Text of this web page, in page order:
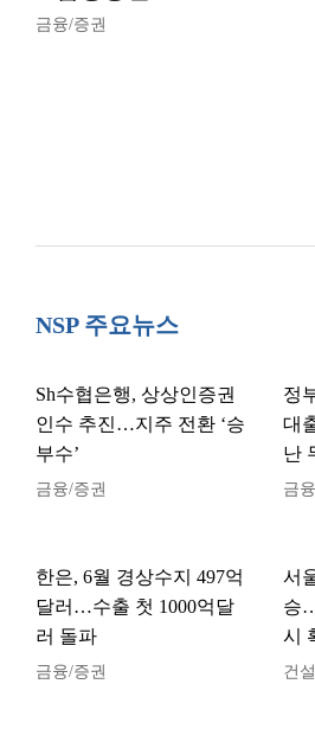
금융/증권
NSP 주요뉴스
Sh수협은행, 상상인증권
인수 추진…지주 전환 ‘승
부수’
금융/증권
정
대
난
금
한은, 6월 경상수지 497억
달러…수출 첫 1000억달
러 돌파
금융/증권
서
승
시
건